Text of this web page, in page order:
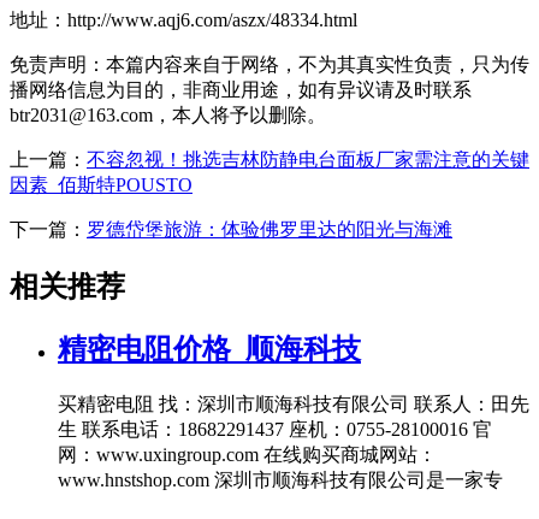
地址：http://www.aqj6.com/aszx/48334.html
免责声明：本篇内容来自于网络，不为其真实性负责，只为传
播网络信息为目的，非商业用途，如有异议请及时联系
btr2031@163.com，本人将予以删除。
上一篇： 不容忽视！挑选吉林防静电台面板厂家需注意的关键
因素_佰斯特POUSTO
下一篇： 罗德岱堡旅游：体验佛罗里达的阳光与海滩
相关推荐
精密电阻价格_顺海科技
买精密电阻 找：深圳市顺海科技有限公司 联系人：田先
生 联系电话：18682291437 座机：0755-28100016 官
网：www.uxingroup.com 在线购买商城网站：
www.hnstshop.com 深圳市顺海科技有限公司是一家专